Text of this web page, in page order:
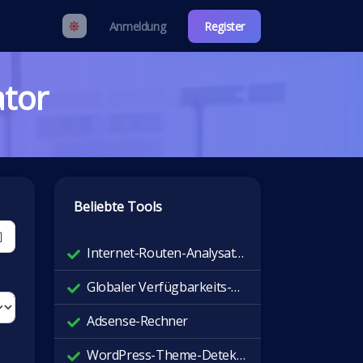
Anmeldung Register
Beliebte Tools
Internet-Routen-Analysator
Globaler Verfügbarkeits-Checker
Adsense-Rechner
WordPress-Theme-Detektor